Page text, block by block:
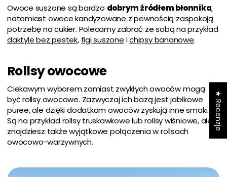
Owoce suszone są bardzo dobrym źródłem błonnika,
natomiast owoce kandyzowane z pewnością zaspokoją
potrzebę na cukier. Polecamy zabrać ze sobą na przykład
daktyle bez pestek, figi suszone ichipsy bananowe.
Rollsy owocowe
Ciekawym wyborem zamiast zwykłych owoców mogą
być rollsy owocowe. Zazwyczaj ich bazą jest jabłkowe
puree, ale dzięki dodatkom owoców zyskują inne smaki.
Są na przykład rollsy truskawkowe lub rollsy wiśniowe, ale
znajdziesz także wyjątkowe połączenia w rollsach
owocowo-warzywnych.
★ Recenzje